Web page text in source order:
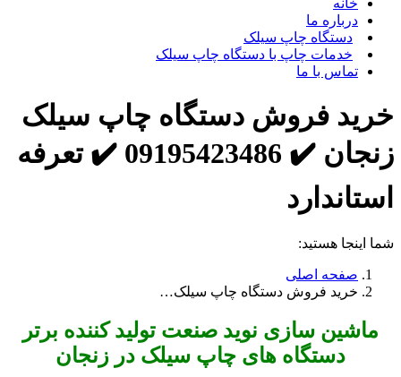
خانه
درباره ما
دستگاه چاپ سیلک
خدمات چاپ با دستگاه چاپ سیلک
تماس با ما
خرید فروش دستگاه چاپ سیلک
زنجان ✔️ 09195423486 ✔️ تعرفه
استاندارد
شما اینجا هستید:
صفحه اصلی
خرید فروش دستگاه چاپ سیلک…
ماشین سازی نوید صنعت تولید کننده برتر
دستگاه های چاپ سیلک در زنجان